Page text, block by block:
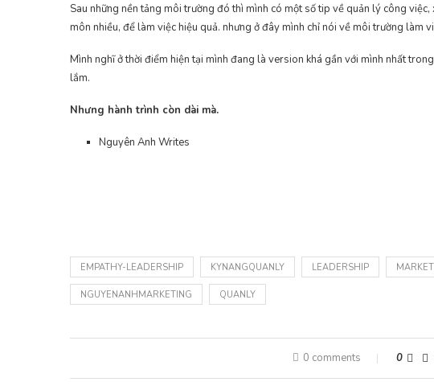
Sau những nền tảng môi trường đó thì mình có một số tip về quản lý công
môn nhiều, để làm việc hiệu quả. nhưng ở đây mình chỉ nói về môi trường làm
Mình nghĩ ở thời điểm hiện tại mình đang là version khá gần với mình nhất
lắm.
Nhưng hành trình còn dài mà.
Nguyên Anh Writes
EMPATHY-LEADERSHIP KYNANGQUANLY LEADERSHIP
NGUYENANHMARKETING QUANLY
0 comments 0